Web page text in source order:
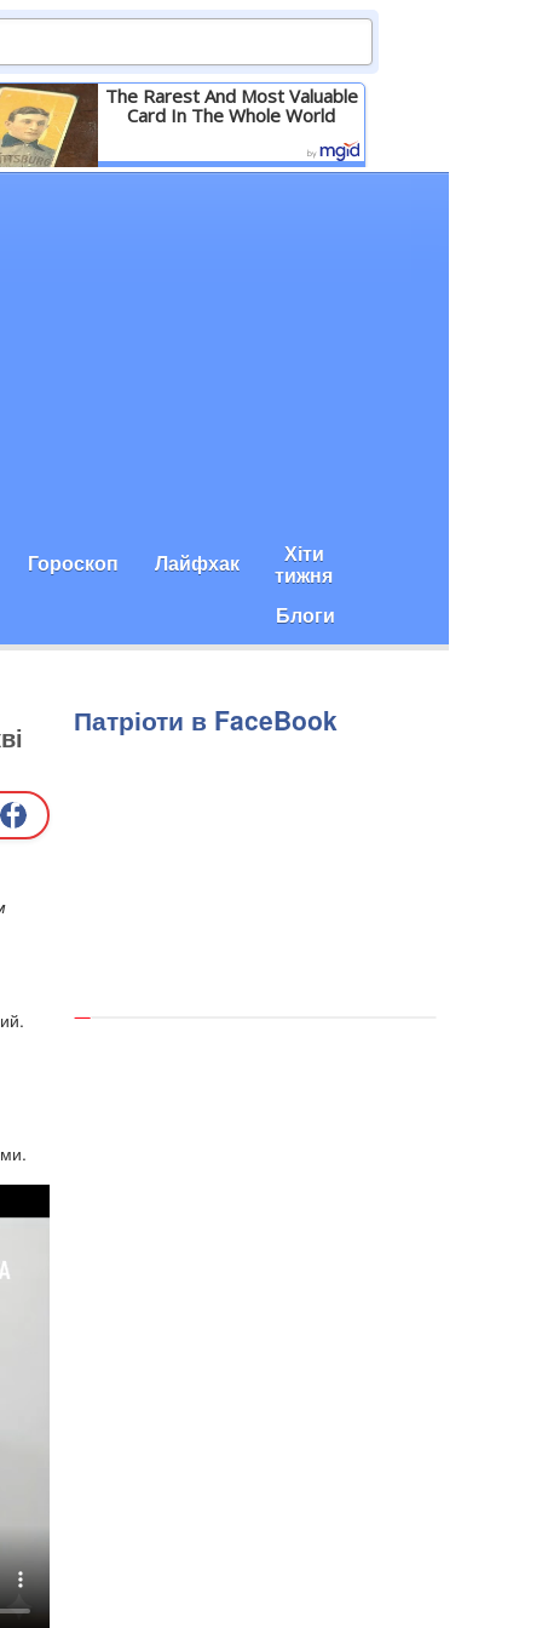
The Rarest And Most Valuable
Card In The Whole World
Детальніше
Гороскоп Лайфхак Хіти
тижня
Блоги
Патріоти в FaceBook